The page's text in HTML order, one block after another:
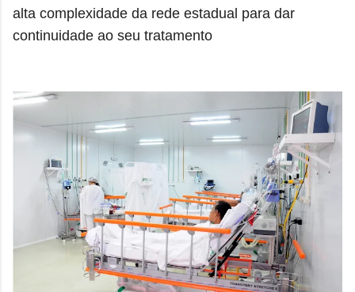
alta complexidade da rede estadual para dar
continuidade ao seu tratamento